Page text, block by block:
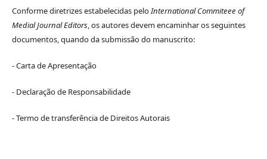
Conforme diretrizes estabelecidas peloInternational Commiteee of
Medial Journal Editors, os autores devem encaminhar os seguintes
documentos, quando da submissão do manuscrito:
- Carta de Apresentação
- Declaração de Responsabilidade
- Termo de transferência de Direitos Autorais